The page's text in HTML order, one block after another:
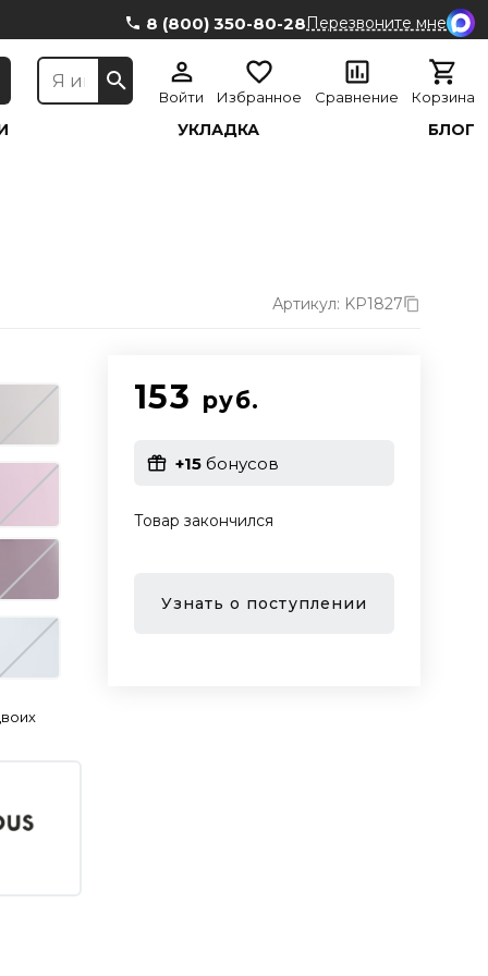
8 (800) 350-80-28Перезвоните мне
Войти Избранное Сравнение Корзина
УКЛАДКА БЛОГ
Артикул: KP1827
153 руб.
+15бонусов
Товар закончился
Узнать о поступлении